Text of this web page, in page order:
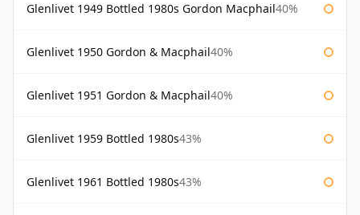
Glenlivet 1949 Bottled 1980s Gordon Macphail40%
Glenlivet 1950 Gordon & Macphail40%
Glenlivet 1951 Gordon & Macphail40%
Glenlivet 1959 Bottled 1980s43%
Glenlivet 1961 Bottled 1980s43%